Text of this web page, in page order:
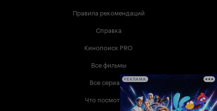
Правила рекомендаций
Справка
Кинопоиск PRO
Все фильмы
Все сериалы
Что посмотреть
РЕКЛАМА